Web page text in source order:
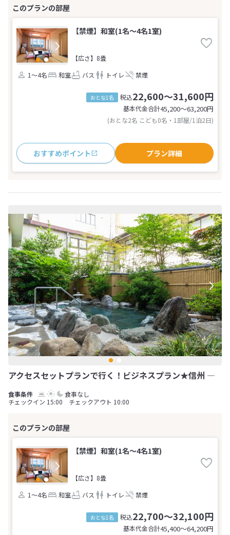
【禁煙】和室(1名～4名1室)
【広さ】8畳
1～4名
和室 バス トイレ 禁煙
おとな1名 税込22,600～31,600円
基本代金合計45,200〜63,200円
(おとな2名 こども0名・1部屋/1泊2日)
おすすめポイント プラン詳細
アクセスセットプランで行く！ビジネスプラン★信州 ―
食事なし
チェックイン 15:00 チェックアウト 10:00
【禁煙】和室(1名～4名1室)
【広さ】8畳
1～4名
和室 バス トイレ 禁煙
おとな1名 税込22,700～32,100円
基本代金合計45,400〜64,200円